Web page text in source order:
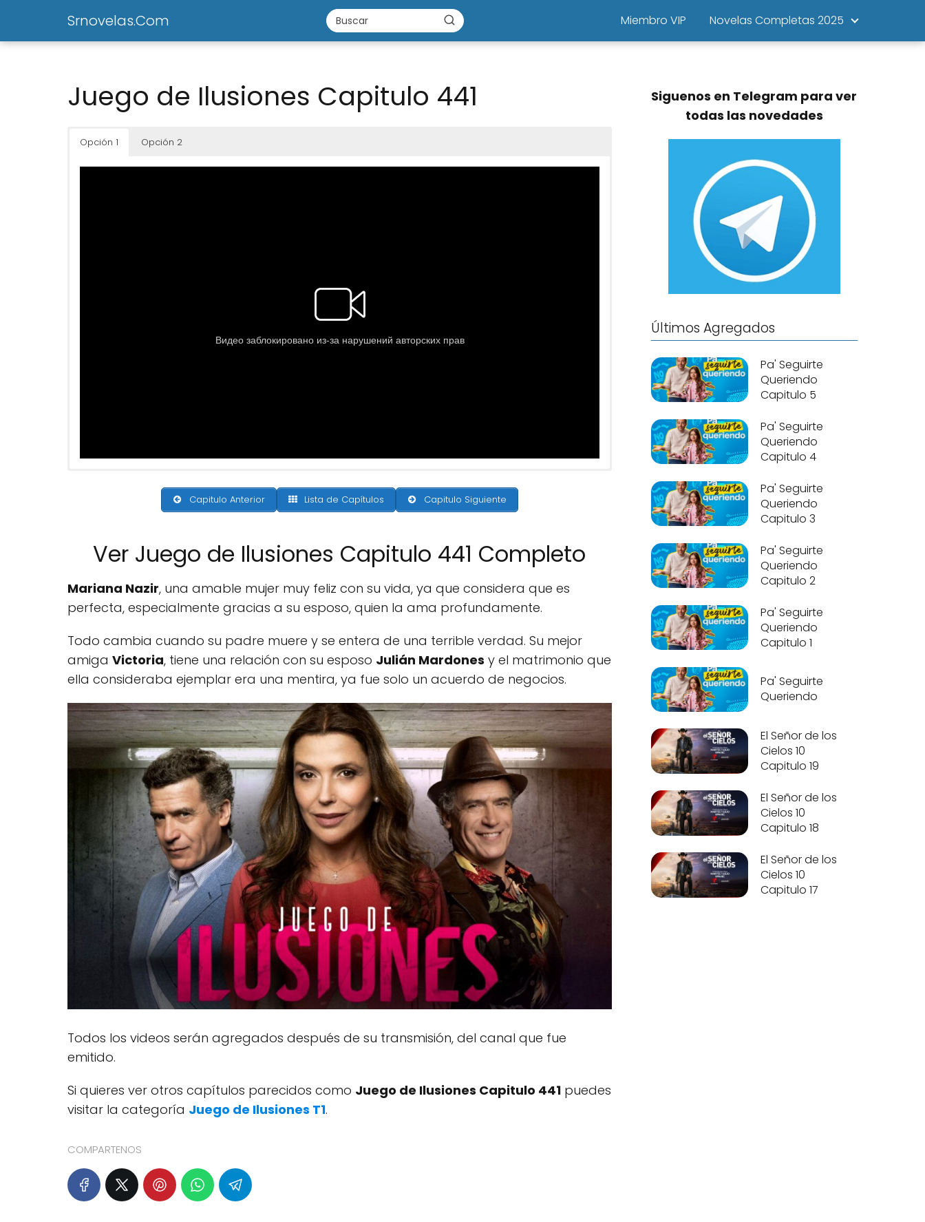
Srnovelas.Com Miembro VIP Novelas Completas 2025
Juego de Ilusiones Capitulo 441
Opción 1 Opción 2
Capitulo Anterior Lista de Capítulos Capitulo Siguiente
Ver Juego de Ilusiones Capitulo 441 Completo
Mariana Nazir, una amable mujer muy feliz con su vida, ya que considera que es
perfecta, especialmente gracias a su esposo, quien la ama profundamente.
Todo cambia cuando su padre muere y se entera de una terrible verdad. Su mejor
amiga Victoria, tiene una relación con su esposo Julián Mardones y el matrimonio que
ella consideraba ejemplar era una mentira, ya fue solo un acuerdo de negocios.
Todos los videos serán agregados después de su transmisión, del canal que fue
emitido.
Si quieres ver otros capítulos parecidos como Juego de Ilusiones Capitulo 441 puedes
visitar la categoría Juego de Ilusiones T1.
COMPARTENOS
Siguenos en Telegram para ver
todas las novedades
Últimos Agregados
Pa' Seguirte
Queriendo
Capitulo 5
Pa' Seguirte
Queriendo
Capitulo 4
Pa' Seguirte
Queriendo
Capitulo 3
Pa' Seguirte
Queriendo
Capitulo 2
Pa' Seguirte
Queriendo
Capitulo 1
Pa' Seguirte
Queriendo
El Señor de los
Cielos 10
Capitulo 19
El Señor de los
Cielos 10
Capitulo 18
El Señor de los
Cielos 10
Capitulo 17